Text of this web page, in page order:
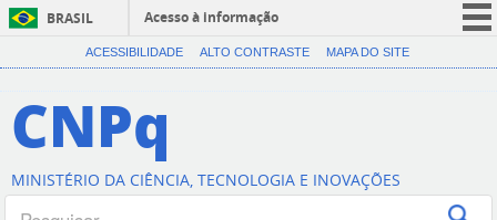
BRASIL
Acesso à informação
CORONAVÍRUS (COVID-19)
Canais
ACESSIBILIDADE ALTO CONTRASTE MAPA DO SITE
CNPq
MINISTÉRIO DA CIÊNCIA, TECNOLOGIA E INOVAÇÕES